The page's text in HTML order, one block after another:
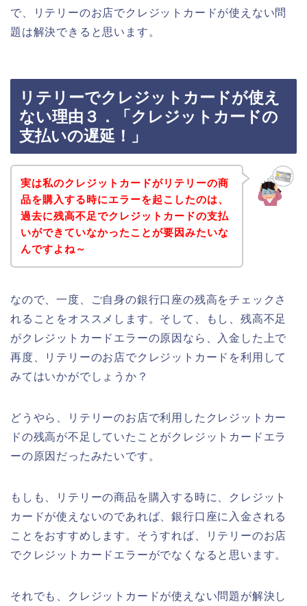
で、リテリーのお店でクレジットカードが使えない問
題は解決できると思います。
リテリーでクレジットカードが使え
ない理由３．「クレジットカードの
支払いの遅延！」
実は私のクレジットカードがリテリーの商
品を購入する時にエラーを起こしたのは、
過去に残高不足でクレジットカードの支払
いができていなかったことが要因みたいな
んですよね～
なので、一度、ご自身の銀行口座の残高をチェックさ
れることをオススメします。そして、もし、残高不足
がクレジットカードエラーの原因なら、入金した上で
再度、リテリーのお店でクレジットカードを利用して
みてはいかがでしょうか？
どうやら、リテリーのお店で利用したクレジットカー
ドの残高が不足していたことがクレジットカードエラ
ーの原因だったみたいです。
もしも、リテリーの商品を購入する時に、クレジット
カードが使えないのであれば、銀行口座に入金される
ことをおすすめします。そうすれば、リテリーのお店
でクレジットカードエラーがでなくなると思います。
それでも、クレジットカードが使えない問題が解決し